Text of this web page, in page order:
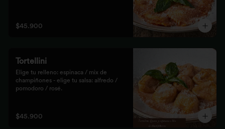
$45.900
Tortellini
Elige tu relleno: espinaca / mix de
champiñones - elige tu salsa: alfredo /
pomodoro / rosé.
$45.900